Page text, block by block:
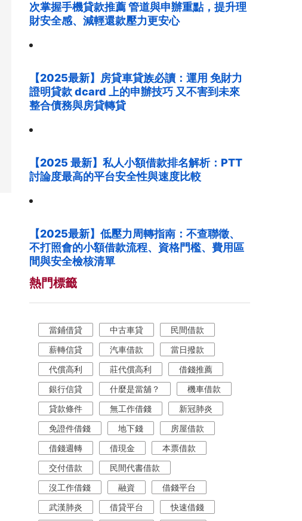
次掌握手機貸款推薦 管道與申辦重點，提升理
財安全感、減輕還款壓力更安心
【2025最新】房貸車貸族必讀：運用 免財力
證明貸款 dcard 上的申辦技巧 又不害到未來
整合債務與房貸轉貸
【2025 最新】私人小額借款排名解析：PTT
討論度最高的平台安全性與速度比較
【2025最新】低壓力周轉指南：不查聯徵、
不打照會的小額借款流程、資格門檻、費用區
間與安全檢核清單
熱門標籤
當鋪借貸 中古車貸
民間借款
薪轉信貸
汽車借款
當日撥款
代償高利
莊代償高利
借錢推薦
銀行信貸
什麼是當舖？
機車借款
貸款條件
無工作借錢
新冠肺炎
免證件借錢
地下錢
房屋借款
借錢週轉
借現金
本票借款
交付借款
民間代書借款
沒工作借錢
融資
借錢平台
武漢肺炎
借貸平台
快速借錢